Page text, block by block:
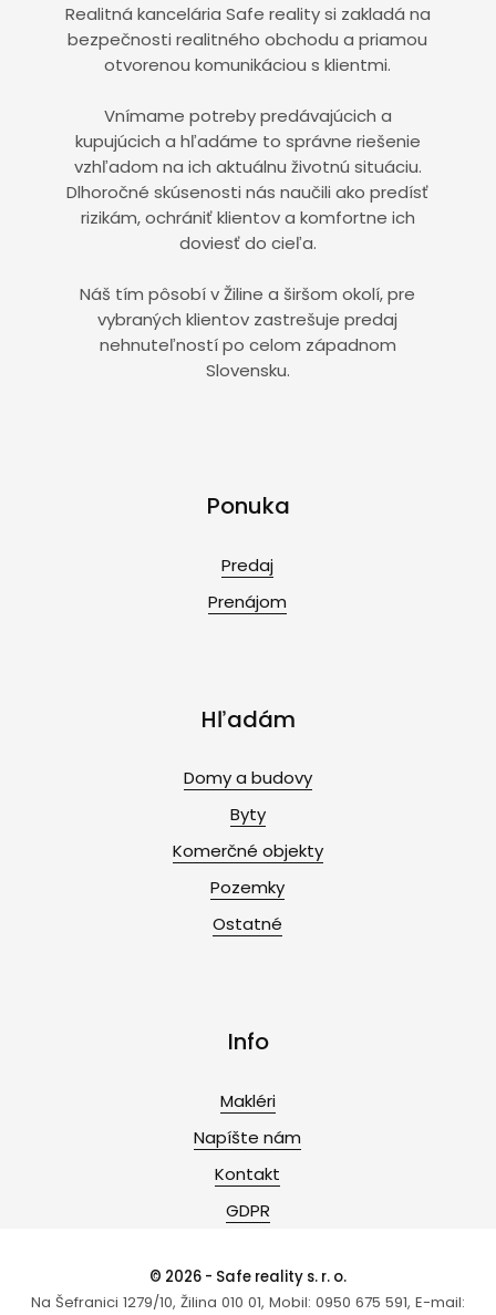
Realitná kancelária Safe reality si zakladá na
bezpečnosti realitného obchodu a priamou
otvorenou komunikáciou s klientmi.
Vnímame potreby predávajúcich a
kupujúcich a hľadáme to správne riešenie
vzhľadom na ich aktuálnu životnú situáciu.
Dlhoročné skúsenosti nás naučili ako predísť
rizikám, ochrániť klientov a komfortne ich
doviesť do cieľa.
Náš tím pôsobí v Žiline a širšom okolí, pre
vybraných klientov zastrešuje predaj
nehnuteľností po celom západnom
Slovensku.
Ponuka
Predaj
Prenájom
Hľadám
Domy a budovy
Byty
Komerčné objekty
Pozemky
Ostatné
Info
Makléri
Napíšte nám
Kontakt
GDPR
© 2026 - Safe reality s. r. o.
Na Šefranici 1279/10, Žilina 010 01, Mobil: 0950 675 591, E-mail: